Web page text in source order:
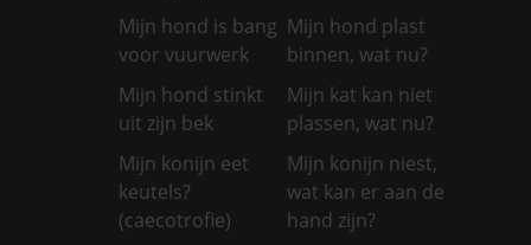
Mijn hond is bang
voor vuurwerk
Mijn hond plast
binnen, wat nu?
Mijn hond stinkt
uit zijn bek
Mijn kat kan niet
plassen, wat nu?
Mijn konijn eet
keutels?
(caecotrofie)
Mijn konijn niest,
wat kan er aan de
hand zijn?